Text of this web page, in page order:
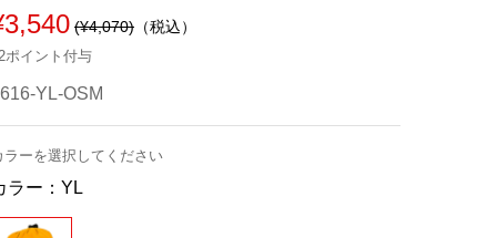
(¥4,070) （税込）
ポイント付与
YL-OSM
ラーを選択してください
ラー： YL